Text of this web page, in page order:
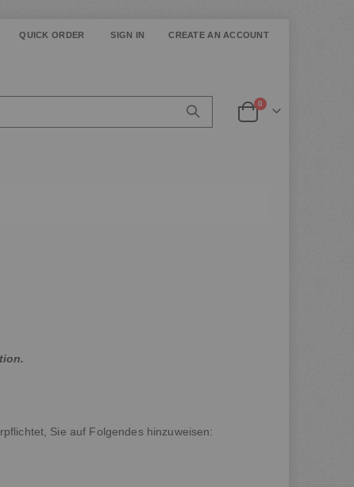
QUICK ORDER SIGN IN CREATE AN ACCOUNT
Cart
0 items
Sie auf Folgendes hinzuweisen: